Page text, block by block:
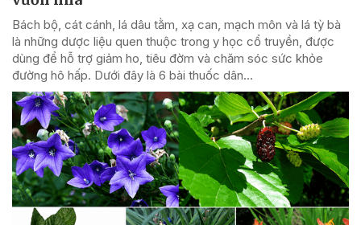
Bách bộ, cát cánh, lá dâu tằm, xạ can, mạch môn và lá tỳ bà
là những dược liệu quen thuộc trong y học cổ truyền, được
dùng để hỗ trợ giảm ho, tiêu đờm và chăm sóc sức khỏe
đường hô hấp. Dưới đây là 6 bài thuốc dân...